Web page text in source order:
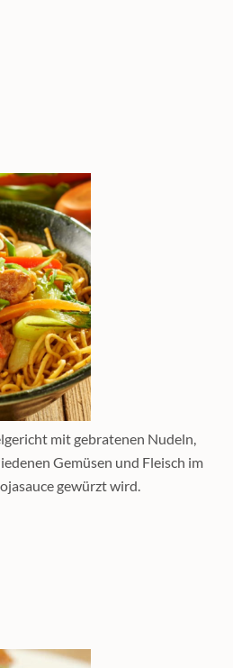
mit gebratenen Nudeln,
Gemüsen und Fleisch im
gewürzt wird.